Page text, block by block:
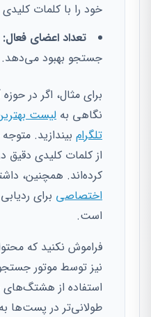
خود را با کلمات
تعداد اعضای فعال:
جستجو بهبود می‌دهد.
برای مثال، اگر در
نگاهی به لیست
تلگرام بیندازید.
از کلمات کلیدی دقیق
کرده‌اند. همچنین،
اختصاصی برای
است.
فراموش نکنید که
نیز توسط موتور
استفاده از
طولانی‌تر در پست‌ها